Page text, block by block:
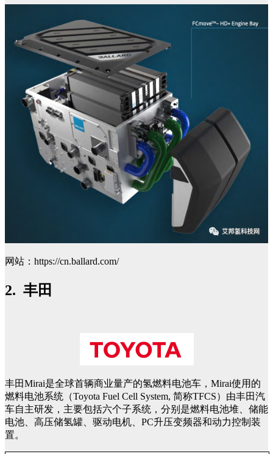
网站：https://cn.ballard.com/
2. 丰田
丰田Mirai是全球首辆商业量产的氢燃料电池车，Mirai使用的
燃料电池系统（Toyota Fuel Cell System, 简称TFCS）由丰田汽
车自主研发，主要包括六个子系统，分别是燃料电池堆、储能
电池、高压储氢罐、驱动电机、PC升压变频器和动力控制装
置。